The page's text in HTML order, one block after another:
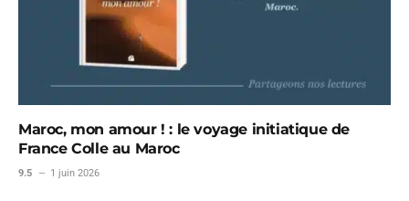
Maroc, mon amour ! : le voyage initiatique de
France Colle au Maroc
9.5 1 juin 2026